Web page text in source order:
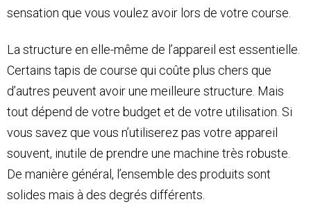
sensation que vous voulez avoir lors de votre course.
La structure en elle-même de l’appareil est essentielle.
Certains tapis de course qui coûte plus chers que
d’autres peuvent avoir une meilleure structure. Mais
tout dépend de votre budget et de votre utilisation. Si
vous savez que vous n’utiliserez pas votre appareil
souvent, inutile de prendre une machine très robuste.
De manière général, l’ensemble des produits sont
solides mais à des degrés différents.